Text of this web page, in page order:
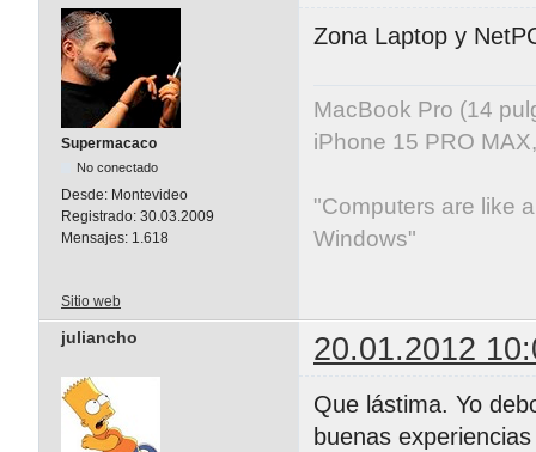
Supermacaco
No conectado
Desde: Montevideo
Registrado: 30.03.2009
Mensajes: 1.618
Zona Laptop y
MacBook Pro (14
iPhone 15 PRO
"Computers are like
Windows"
Sitio web
juliancho 20.01.2012
Que lástima. Yo
buenas